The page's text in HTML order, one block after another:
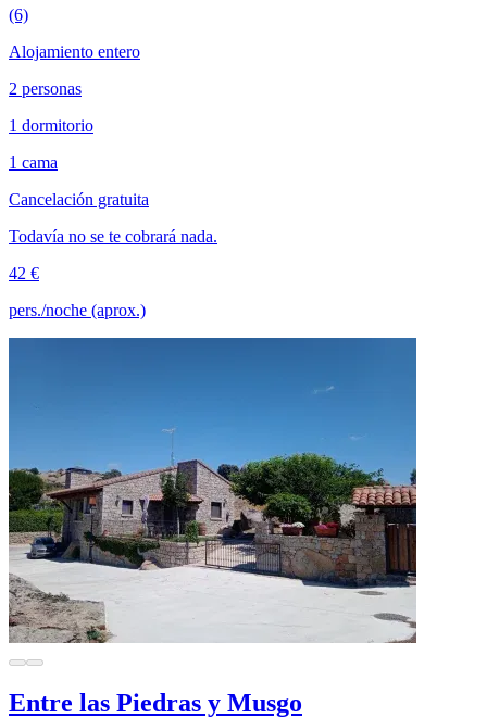
(6)
Alojamiento entero
2 personas
1 dormitorio
1 cama
Cancelación gratuita
Todavía no se te cobrará nada.
42 €
pers./noche (aprox.)
Entre las Piedras y Musgo